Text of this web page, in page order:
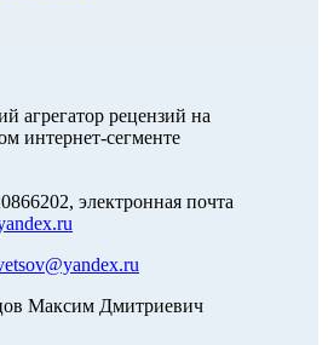
агрегатор рецензий на
интернет-сегменте
электронная почта
Максим Дмитриевич